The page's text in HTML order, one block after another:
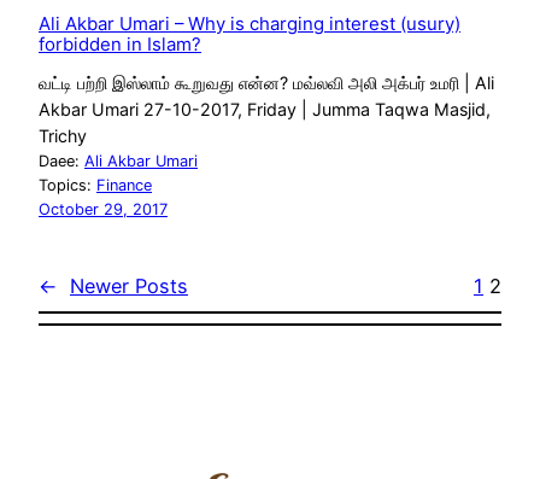
Ali Akbar Umari – Why is charging interest (usury)
forbidden in Islam?
வட்டி பற்றி இஸ்லாம் கூறுவது என்ன? மவ்லவி அலி அக்பர் உமரி | Ali
Akbar Umari 27-10-2017, Friday | Jumma Taqwa Masjid,
Trichy
Daee: Ali Akbar Umari
Topics: Finance
October 29, 2017
← Newer Posts 1 2